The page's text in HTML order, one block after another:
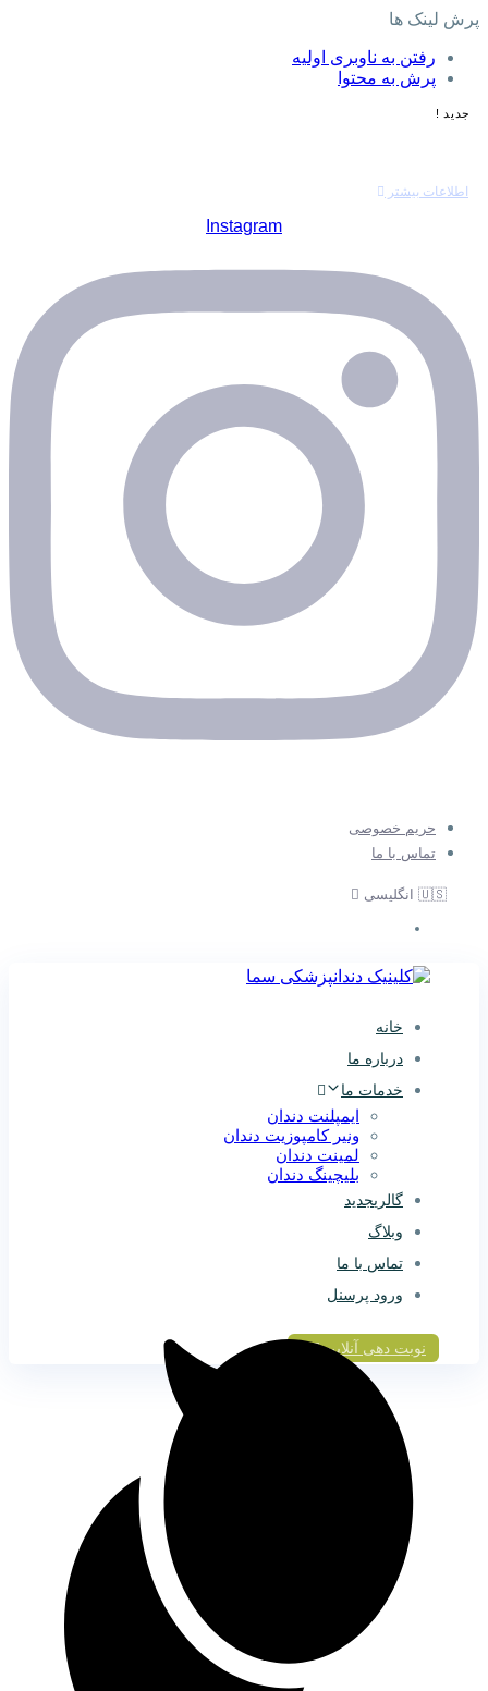
پرش لینک ها
رفتن به ناوبری اولیه
پرش به محتوا
جدید !
اطلاعات بیشتر
Instagram
حریم خصوصی
تماس با ما
🇺🇸 انگلیسی
خانه
درباره ما
خدمات ما
ایمپلنت دندان
ونیر کامپوزیت دندان
لمینت دندان
بلیچینگ دندان
گالریجدید
وبلاگ
تماس با ما
ورود پرسنل
نوبت دهی آنلاین